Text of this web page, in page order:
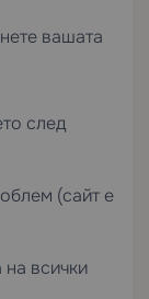
вашата
след
(сайт е
всички